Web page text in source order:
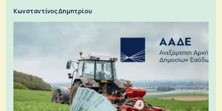
Κωνσταντίνος Δημητρίου